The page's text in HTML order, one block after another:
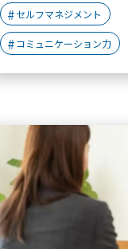
セルフマネジメント
コミュニケーション力